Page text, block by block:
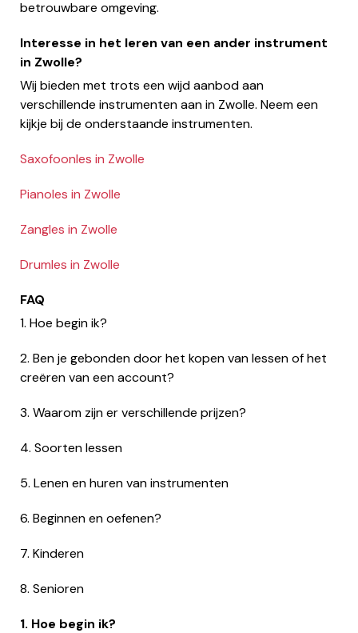
betrouwbare omgeving.
Interesse in het leren van een ander instrument
in Zwolle?
Wij bieden met trots een wijd aanbod aan
verschillende instrumenten aan in Zwolle. Neem een
kijkje bij de onderstaande instrumenten.
Saxofoonles in Zwolle
Pianoles in Zwolle
Zangles in Zwolle
Drumles in Zwolle
FAQ
1. Hoe begin ik?
2. Ben je gebonden door het kopen van lessen of het
creëren van een account?
3. Waarom zijn er verschillende prijzen?
4. Soorten lessen
5. Lenen en huren van instrumenten
6. Beginnen en oefenen?
7. Kinderen
8. Senioren
1. Hoe begin ik?